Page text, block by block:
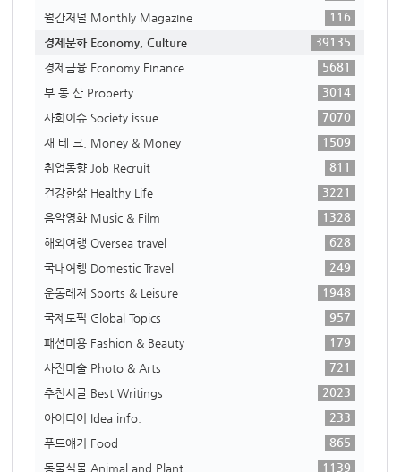
월간저널 Monthly Magazine
116
경제문화 Economy, Culture
39135
경제금융 Economy Finance
5681
부 동 산 Property
3014
사회이슈 Society issue
7070
재 테 크. Money & Money
1509
취업동향 Job Recruit
811
건강한삶 Healthy Life
3221
음악영화 Music & Film
1328
해외여행 Oversea travel
628
국내여행 Domestic Travel
249
운동레저 Sports & Leisure
1948
국제토픽 Global Topics
957
패션미용 Fashion & Beauty
179
사진미술 Photo & Arts
721
추천시글 Best Writings
2023
아이디어 Idea info.
233
푸드얘기 Food
865
동물식물 Animal and Plant
1139